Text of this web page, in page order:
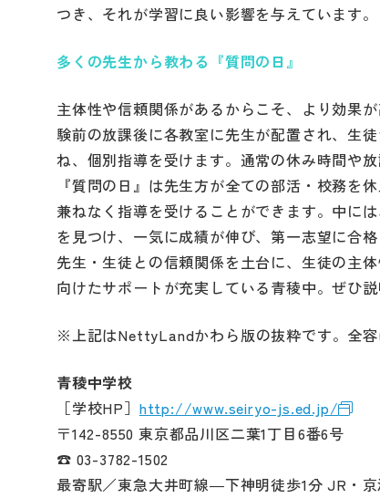
つき、それが学習に良い影響を与えています。
多くの先生から教わる『質問の日』
主体性や信頼関係があるからこそ、より効果
験前の放課後に各教室に先生が配置され、生
ね、個別指導を受けます。通常の休み時間や放
『質問の日』は先生方が全ての部活・校務を
兼ねなく指導を受けることができます。中に
を見つけ、一気に成績が伸び、第一志望に合
先生・生徒との信頼関係を土台に、生徒の主
向けたサポートが充実している青稜中。ぜひ
※上記はNettyLandかわら版の抜粋です。全
青稜中学校
［学校HP］ http://www.seiryo-js.ed.jp/
〒142-8550 東京都品川区二葉1丁目6番6号
☎ 03-3782-1502
最寄駅／東急大井町線―下神明徒歩1分 JR・